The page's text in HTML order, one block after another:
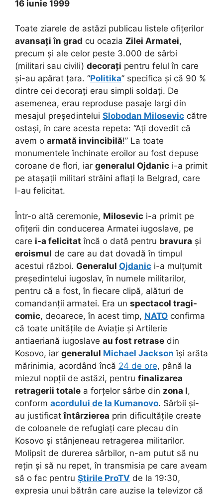
16 iunie 1999
Toate ziarele de astăzi publicau listele ofițerilor
avansați în grad cu ocazia Zilei Armatei,
precum și ale celor peste 3.000 de sârbi
(militari sau civili) decorați pentru felul în care
și-au apărat țara. “Politika” specifica și că 90 %
dintre cei decorați erau simpli soldați. De
asemenea, erau reproduse pasaje largi din
mesajul președintelui Slobodan Milosevic către
ostași, în care acesta repeta: “Ați dovedit că
avem o armată invincibilă!” La toate
monumentele închinate eroilor au fost depuse
coroane de flori, iar generalul Ojdanic i-a primit
pe atașații militari străini aflați la Belgrad, care
l-au felicitat.
Într-o altă ceremonie, Milosevic i-a primit pe
ofițerii din conducerea Armatei iugoslave, pe
care i-a felicitat încă o dată pentru bravura și
eroismul de care au dat dovadă în timpul
acestui război. Generalul Ojdanic i-a mulțumit
președintelui iugoslav, în numele militarilor,
pentru că a fost, în fiecare clipă, alături de
comandanții armatei. Era un spectacol tragi-
comic, deoarece, în acest timp, NATO confirma
că toate unitățile de Aviație și Artilerie
antiaeriană iugoslave au fost retrase din
Kosovo, iar generalul Michael Jackson își arăta
mărinimia, acordând încă 24 de ore, până la
miezul nopții de astăzi, pentru finalizarea
retragerii totale a forțelor sârbe din zona I,
conform acordului de la Kumanovo. Sârbii și-
au justificatîntârzierea prin dificultățile create
de coloanele de refugiați care plecau din
Kosovo și stânjeneau retragerea militarilor.
Molipsit de durerea sârbilor, n-am putut să nu
rețin și să nu repet, în transmisia pe care aveam
să o fac pentru Știrile ProTV de la 19:30,
expresia unui bătrân care auzise la televizor că